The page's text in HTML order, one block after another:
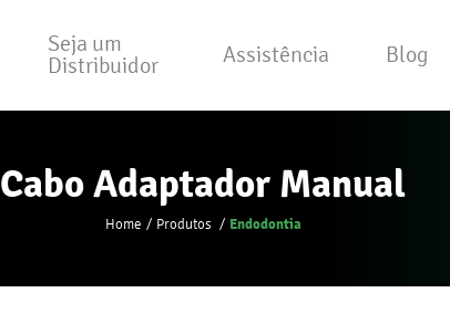
Seja um
Distribuidor
Assistência Blog
Cabo Adaptador Manual
Home Produtos Endodontia